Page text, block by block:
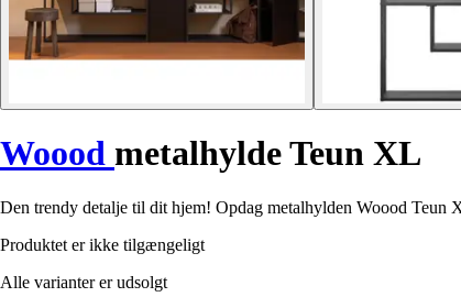
Woood metalhylde Teun XL
Den trendy detalje til dit hjem! Opdag metalhylden Woood
Produktet er ikke tilgængeligt
Alle varianter er udsolgt